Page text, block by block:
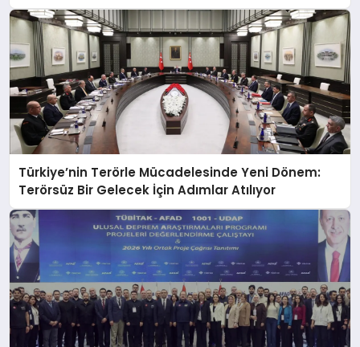
Türkiye’nin Terörle Mücadelesinde Yeni Dönem:
Terörsüz Bir Gelecek İçin Adımlar Atılıyor